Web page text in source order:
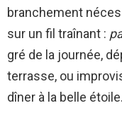
branchement
sur un fil traînant :
gré de la journée,
terrasse, ou
dîner à la belle étoile.